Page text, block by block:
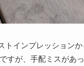
トインプレッション
すが、手配ミスがあ